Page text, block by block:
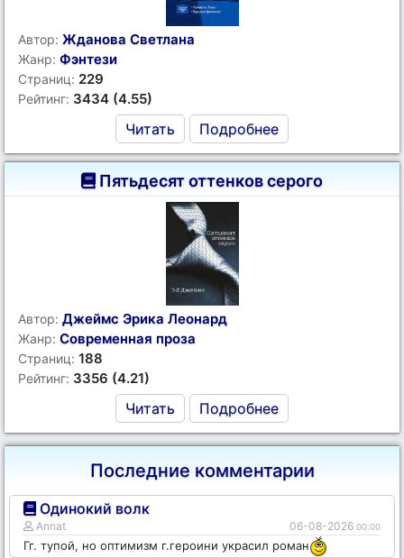
Автор: Жданова Светлана
Жанр: Фэнтези
Страниц: 229
Рейтинг: 3434 (4.55)
Читать Подробнее
Пятьдесят оттенков серого
Автор: Джеймс Эрика Леонард
Жанр: Современная проза
Страниц: 188
Рейтинг: 3356 (4.21)
Читать Подробнее
Последние комментарии
Одинокий волк
Annat 06-08-2026 00:00
Гг. тупой, но оптимизм г.героини украсил роман